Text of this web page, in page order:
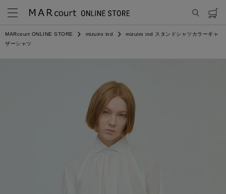
MARcourt ONLINE STORE mizuiro ind
mizuiro ind スタンドシャツカラーギャ
ザーシャツ